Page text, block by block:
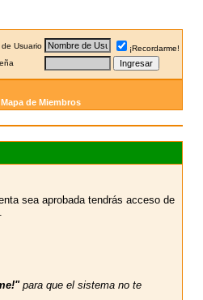
de Usuario
¡Recordarme!
Mapa de Miembros
sea aprobada tendrás acceso de
.
para que el sistema no te